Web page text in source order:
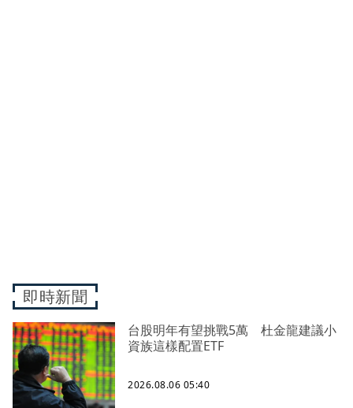
即時新聞
台股明年有望挑戰5萬 杜金龍建議小
資族這樣配置ETF
2026.08.06 05:40